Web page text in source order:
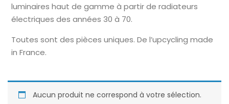
luminaires haut de gamme à partir de radiateurs
électriques des années 30 à 70.
Toutes sont des pièces uniques. De l’upcycling made
in France.
Aucun produit ne correspond à votre sélection.